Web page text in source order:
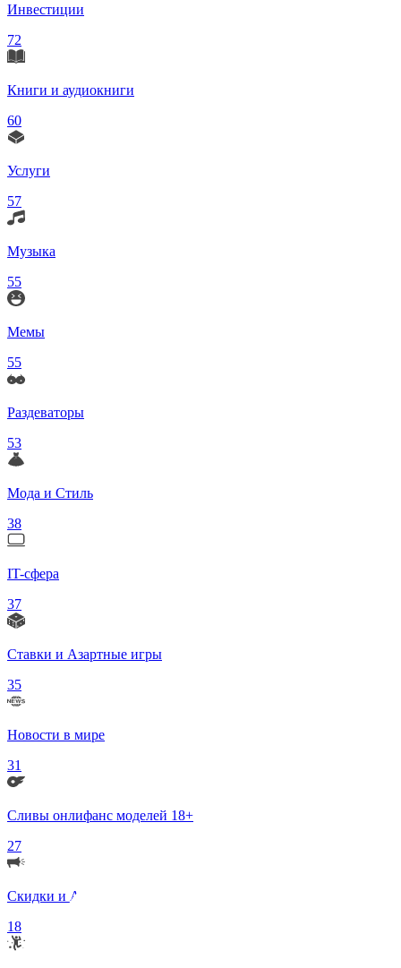
Инвестиции
72
Книги и аудиокниги
60
Услуги
57
Музыка
55
Мемы
55
Раздеваторы
53
Мода и Стиль
38
IT-сфера
37
Ставки и Азартные игры
35
Новости в мире
31
Сливы онлифанс моделей 18+
27
Скидки и Акции
18